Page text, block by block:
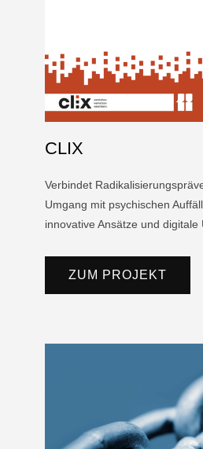
CLIX
Verbindet
Umgang mit psychischen
innovative Ansätze und digitale
ZUM PROJEKT